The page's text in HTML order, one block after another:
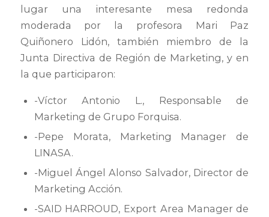
lugar una interesante mesa redonda
moderada por la profesora Mari Paz
Quiñonero Lidón, también miembro de la
Junta Directiva de Región de Marketing, y en
la que participaron:
-Víctor Antonio L., Responsable de
Marketing de Grupo Forquisa.
-Pepe Morata, Marketing Manager de
LINASA.
-Miguel Ángel Alonso Salvador, Director de
Marketing Acción.
-SAID HARROUD, Export Area Manager de